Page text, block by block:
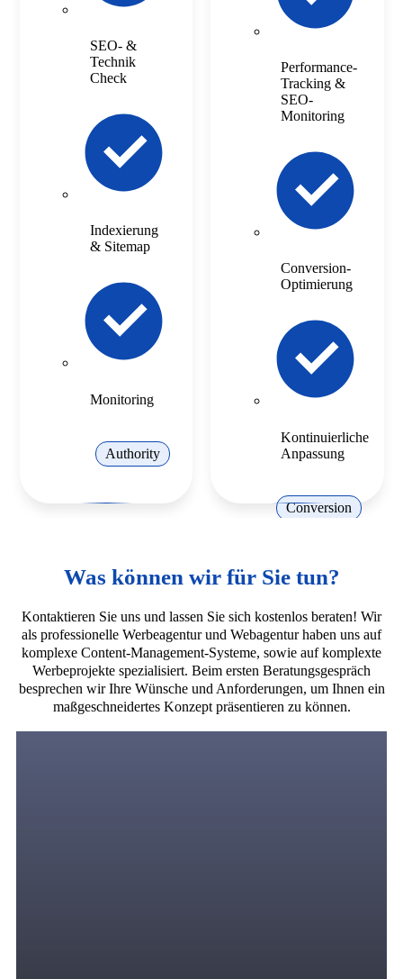
SEO- &
Technik
Check
Indexierung
& Sitemap
Monitoring
Authority
Performance-
Tracking &
SEO-
Monitoring
Conversion-
Optimierung
Kontinuierliche
Anpassung
Conversion
Was können wir für Sie tun?
Kontaktieren Sie uns und lassen Sie sich kostenlos beraten! Wir
als professionelle Werbeagentur und Webagentur haben uns auf
komplexe Content-Management-Systeme, sowie auf komplexte
Werbeprojekte spezialisiert. Beim ersten Beratungsgespräch
besprechen wir Ihre Wünsche und Anforderungen, um Ihnen ein
maßgeschneidertes Konzept präsentieren zu können.